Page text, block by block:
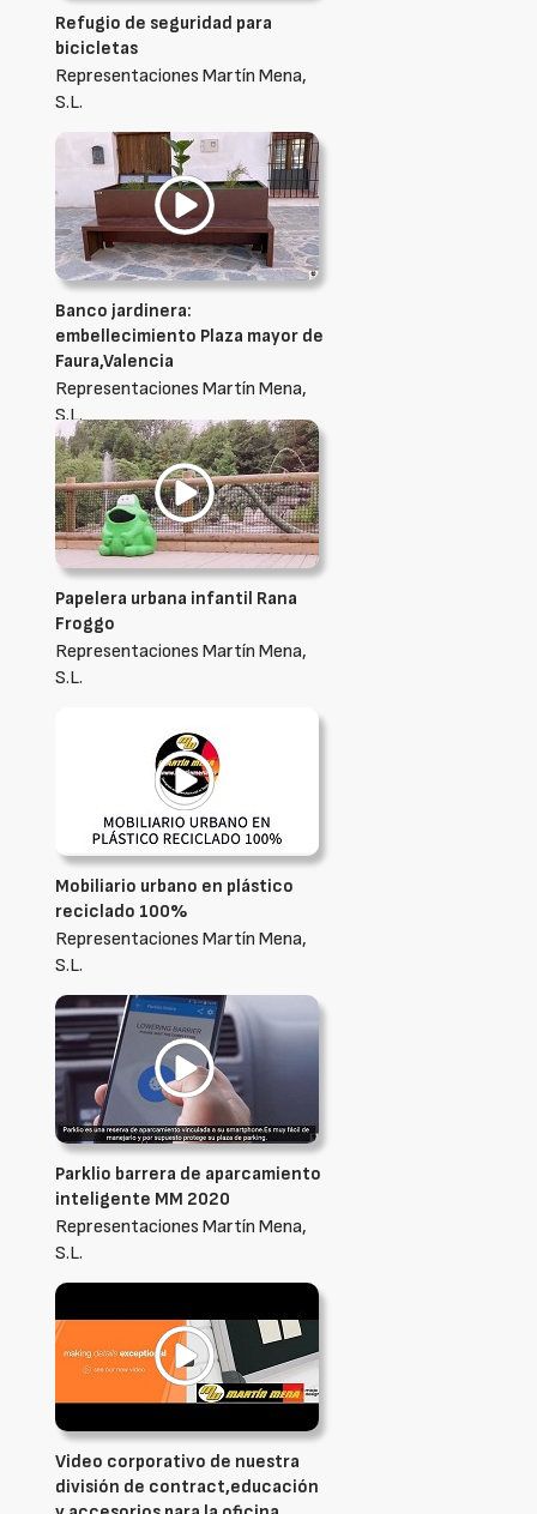
Refugio de seguridad para
bicicletas
Representaciones Martín Mena,
S.L.
Banco jardinera:
embellecimiento Plaza mayor de
Faura,Valencia
Representaciones Martín Mena,
S.L.
Papelera urbana infantil Rana
Froggo
Representaciones Martín Mena,
S.L.
Mobiliario urbano en plástico
reciclado 100%
Representaciones Martín Mena,
S.L.
Parklio barrera de aparcamiento
inteligente MM 2020
Representaciones Martín Mena,
S.L.
Video corporativo de nuestra
división de contract,educación